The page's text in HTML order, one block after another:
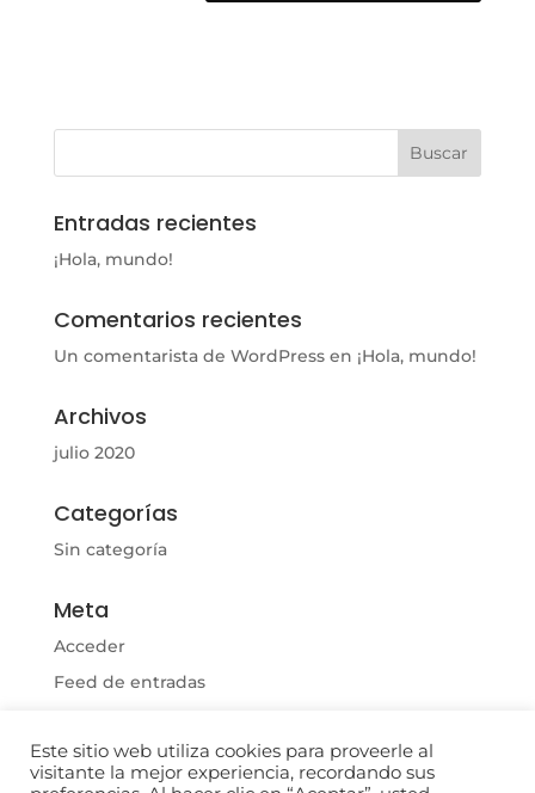
Entradas recientes
¡Hola, mundo!
Comentarios recientes
Un comentarista de WordPressen ¡Hola, mundo!
Archivos
julio 2020
Categorías
Sin categoría
Meta
Acceder
Feed de entradas
WordPress.org
Este sitio web utiliza cookies para proveerle al
visitante la mejor experiencia, recordando sus